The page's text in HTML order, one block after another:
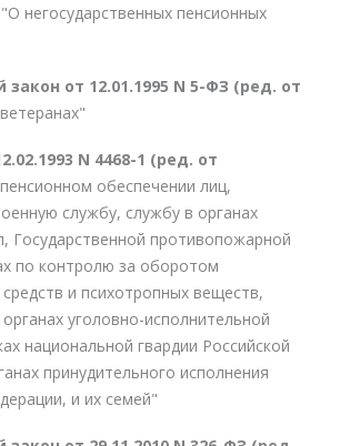
"О негосударственных пенсионных
от 12.01.1995 N 5-ФЗ (ред. от
N 4468-1 (ред. от
обеспечении лиц,
службу, службу в органах
Государственной противопожарной
по контролю за оборотом
средств и психотропных веществ,
уголовно-исполнительной
национальной гвардии Российской
принудительного исполнения
и их семей"